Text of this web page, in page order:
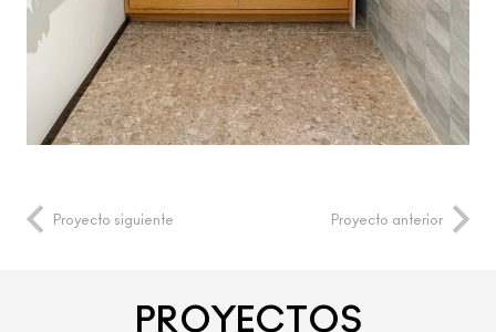
Proyecto siguiente Proyecto anterior
PROYECTOS